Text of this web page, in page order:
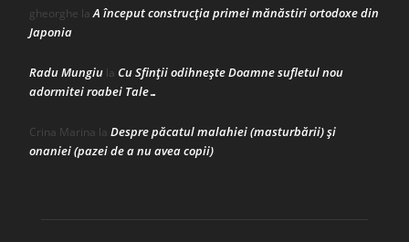
gheorghe laA început construcţia primei mănăstiri ortodoxe din
Japonia
Radu Mungiu la Cu Sfinții odihnește Doamne sufletul nou
adormitei roabei Tale…
Crina Marina la Despre păcatul malahiei (masturbării) şi
onaniei (pazei de a nu avea copii)